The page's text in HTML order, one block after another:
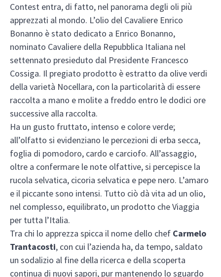
Contest entra, di fatto, nel panorama degli oli più
apprezzati al mondo. L’olio del Cavaliere Enrico
Bonanno è stato dedicato a Enrico Bonanno,
nominato Cavaliere della Repubblica Italiana nel
settennato presieduto dal Presidente Francesco
Cossiga. Il pregiato prodotto è estratto da olive verdi
della varietà Nocellara, con la particolarità di essere
raccolta a mano e molite a freddo entro le dodici ore
successive alla raccolta.
Ha un gusto fruttato, intenso e colore verde;
all’olfatto si evidenziano le percezioni di erba secca,
foglia di pomodoro, cardo e carciofo. All’assaggio,
oltre a confermare le note olfattive, si percepisce la
rucola selvatica, cicoria selvatica e pepe nero. L’amaro
e il piccante sono intensi. Tutto ciò dà vita ad un olio,
nel complesso, equilibrato, un prodotto che Viaggia
per tutta l’Italia.
Tra chi lo apprezza spicca il nome dello chef Carmelo
Trantacosti, con cui l’azienda ha, da tempo, saldato
un sodalizio al fine della ricerca e della scoperta
continua di nuovi sapori, pur mantenendo lo sguardo